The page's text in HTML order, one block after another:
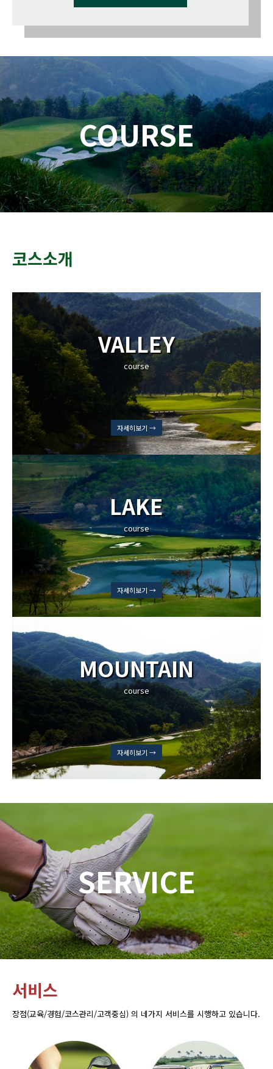
COURSE
코스소개
VALLEY
course
자세히보기 →
LAKE
course
자세히보기 →
MOUNTAIN
course
자세히보기 →
SERVICE
서비스
장점(교육/경험/코스관리/고객중심) 의 네가지 서비스를 시행하고 있습니다.